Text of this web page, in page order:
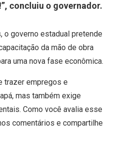
concluiu o governador.
governo estadual pretende
da mão de obra
uma nova fase econômica.
trazer empregos e
mas também exige
Como você avalia esse
comentários e compartilhe